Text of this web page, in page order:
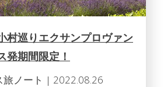
村巡りエクサンプロヴァン
発期間限定！
ノート | 2022.08.26